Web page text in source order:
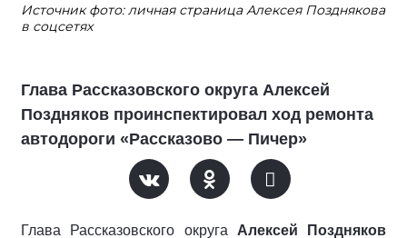
Источник фото: личная страница Алексея Позднякова
в соцсетях
Глава Рассказовского округа Алексей
Поздняков проинспектировал ход ремонта
автодороги «Рассказово — Пичер»
Глава Рассказовского округа Алексей Поздняков